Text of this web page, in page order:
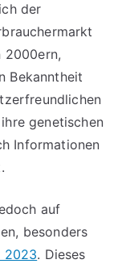
der
2000ern,
Bekanntheit
genetischen
Informationen
auf
besonders
2023. Dieses